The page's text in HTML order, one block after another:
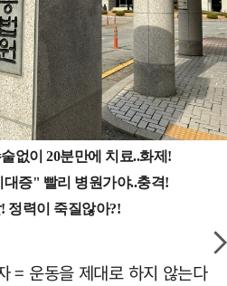
= 운동을 제대로 하지 않는다